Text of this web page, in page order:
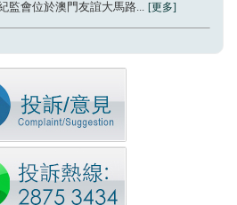
監會位於澳門友誼大馬路... [更多]